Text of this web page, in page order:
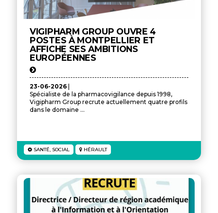
VIGIPHARM GROUP OUVRE 4
POSTES À MONTPELLIER ET
AFFICHE SES AMBITIONS
EUROPÉENNES
23-06-2026
Spécialiste de la pharmacovigilance depuis 1998,
Vigipharm Group recrute actuellement quatre profils
dans le domaine ...
SANTÉ, SOCIAL HÉRAULT